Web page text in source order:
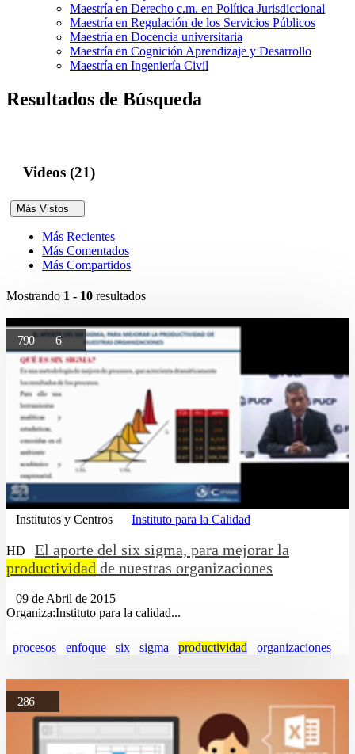
Maestría en Derecho c.m. en Política Jurisdiccional
Maestría en Regulación de los Servicios Públicos
Maestría en Docencia universitaria
Maestría en Cognición Aprendizaje y Desarrollo
Maestría en Ingeniería Civil
Resultados de Búsqueda
Videos (21)
Más Vistos
Más Recientes
Más Comentados
Más Compartidos
Mostrando 1 - 10 resultados
7906
Institutos y Centros Instituto para la Calidad
HD
El aporte del six sigma, para mejorar la
productividad de nuestras organizaciones
09 de Abril de 2015
Organiza:Instituto para la calidad...
procesos enfoque six sigma productividad organizaciones
286